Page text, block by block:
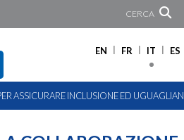
CERCA
EN FR IT ES
ASSICURARE INCLUSIONE ED